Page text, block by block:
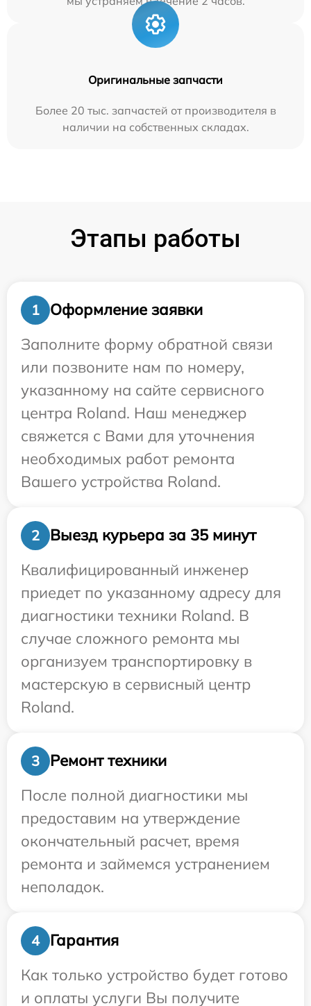
Оригинальные запчасти
Более 20 тыс. запчастей от производителя в
наличии на собственных складах.
Этапы работы
1
Оформление заявки
Заполните форму обратной связи
или позвоните нам по номеру,
указанному на сайте сервисного
центра Roland. Наш менеджер
свяжется с Вами для уточнения
необходимых работ ремонта
Вашего устройства Roland.
2
Выезд курьера за 35 минут
Квалифицированный инженер
приедет по указанному адресу для
диагностики техники Roland. В
случае сложного ремонта мы
организуем транспортировку в
мастерскую в сервисный центр
Roland.
3
Ремонт техники
После полной диагностики мы
предоставим на утверждение
окончательный расчет, время
ремонта и займемся устранением
неполадок.
4
Гарантия
Как только устройство будет готово
и оплаты услуги Вы получите